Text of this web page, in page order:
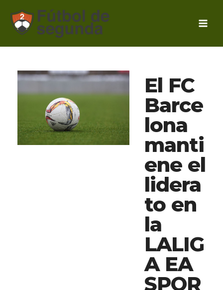
contenido
El FC
Barce
lona
manti
ene el
lidera
to en
la
LALIG
A EA
SPOR